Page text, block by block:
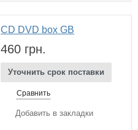
CD DVD box GB
460 грн.
Уточнить срок поставки
Сравнить
Добавить в закладки